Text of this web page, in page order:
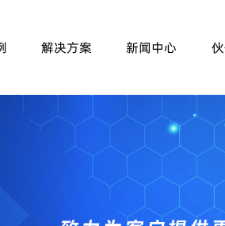
解决方案 新闻中心